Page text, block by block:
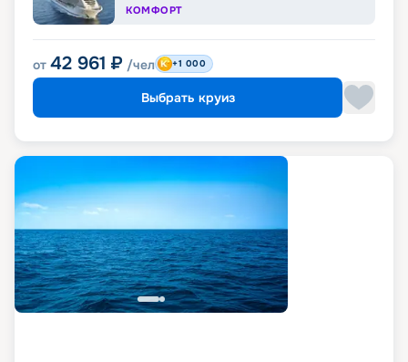
КОМФОРТ
от 42 961 ₽ /чел +1 000
Выбрать круиз